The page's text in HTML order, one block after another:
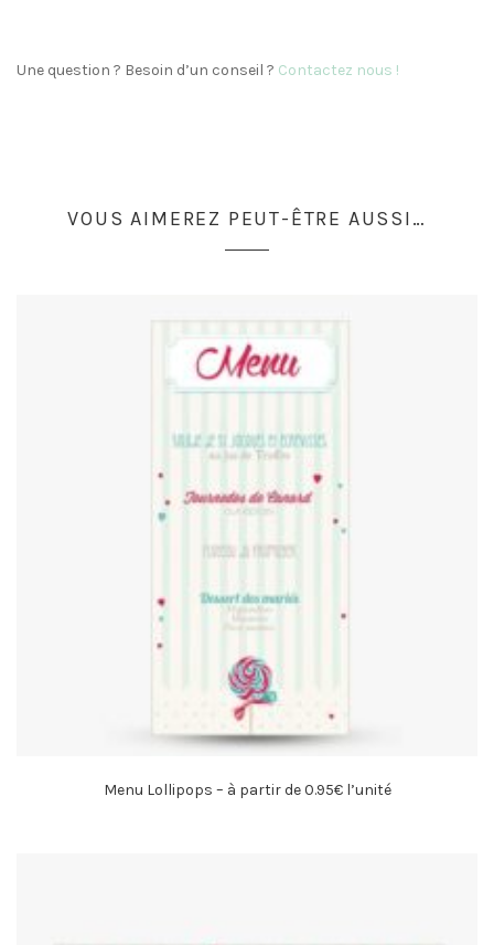
Une question ? Besoin d’un conseil ? Contactez nous !
VOUS AIMEREZ PEUT-ÊTRE AUSSI…
Menu Lollipops – à partir de 0.95€ l’unité